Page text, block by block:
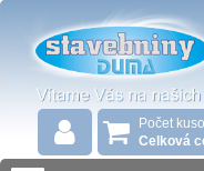
Počet
Celková